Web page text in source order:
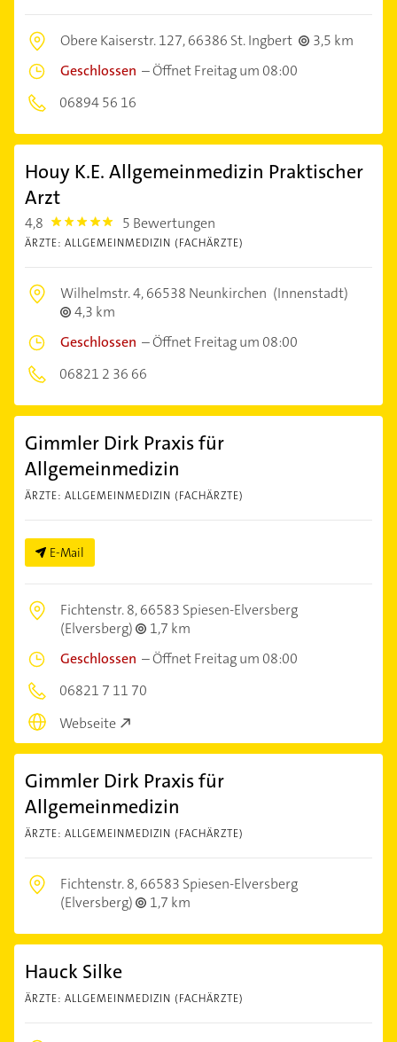
Obere Kaiserstr. 127,66386 St. Ingbert
3,5 km
Geschlossen –Öffnet Freitag um 08:00
06894 56 16
Houy K.E. Allgemeinmedizin Praktischer
Arzt
4,8 4.8 5 Bewertungen
ÄRZTE: ALLGEMEINMEDIZIN (FACHÄRZTE)
Wilhelmstr. 4,66538 Neunkirchen (Innenstadt)
4,3 km
Geschlossen –Öffnet Freitag um 08:00
06821 2 36 66
Gimmler Dirk Praxis für
Allgemeinmedizin
ÄRZTE: ALLGEMEINMEDIZIN (FACHÄRZTE)
E-Mail
Fichtenstr. 8,66583 Spiesen-Elversberg
(Elversberg)
1,7 km
Geschlossen –Öffnet Freitag um 08:00
06821 7 11 70
Webseite
Gimmler Dirk Praxis für
Allgemeinmedizin
ÄRZTE: ALLGEMEINMEDIZIN (FACHÄRZTE)
Fichtenstr. 8,66583 Spiesen-Elversberg
(Elversberg)
1,7 km
Hauck Silke
ÄRZTE: ALLGEMEINMEDIZIN (FACHÄRZTE)